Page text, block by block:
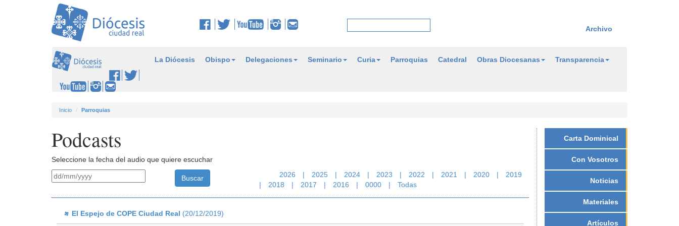
Archivo
La Diócesis Obispo Delegaciones Seminario Curia Parroquias Catedral Obras Diocesanas Transparencia
Inicio Parroquias
Podcasts
Seleccione la fecha del audio que quiere escuchar
2026
| 2025 | 2024 | 2023 | 2022 | 2021 | 2020 |
2019
|
2018 | 2017 | 2016 | 0000 | Todas
El Espejo de COPE Ciudad Real (20/12/2019)
Carta Dominical
Con Vosotros
Noticias
Materiales
Artículos